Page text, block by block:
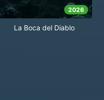
2026
La Boca del Diablo